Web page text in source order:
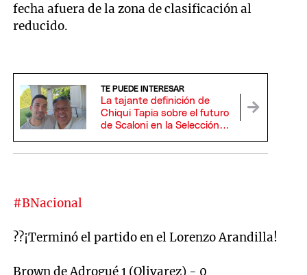
fecha afuera de la zona de clasificación al
reducido.
TE PUEDE INTERESAR
La tajante definición de
Chiqui Tapia sobre el futuro
de Scaloni en la Selección:
#BNacional
??¡Terminó el partido en el Lorenzo Arandilla!
Brown de Adrogué 1 (Olivarez) - 0